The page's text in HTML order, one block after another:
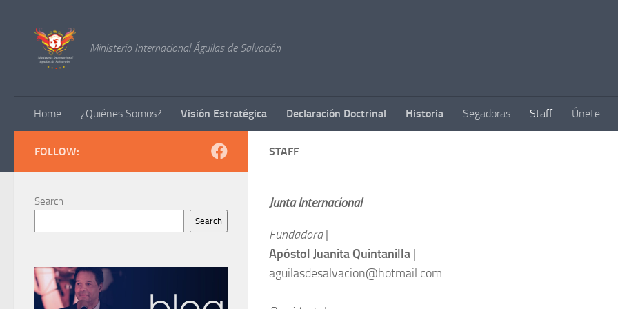
Ministerio Internacional Águilas de Salvación
Home ¿Quiénes Somos? Visión Estratégica Declaración Doctrinal Historia Segadoras Staff Únete
STAFF
Junta Internacional
Fundadora|
Apóstol Juanita Quintanilla |
aguilasdesalvacion@hotmail.com
FOLLOW:
Search
Search